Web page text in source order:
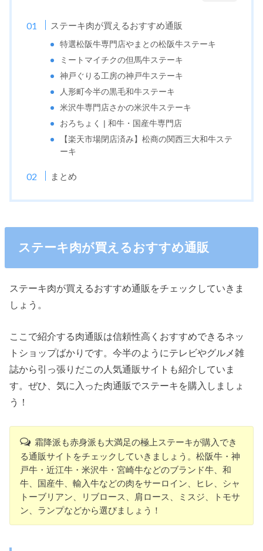
ステーキ肉が買えるおすすめ通販
特選松阪牛専門店やまとの松阪牛ステーキ
ミートマイチクの但馬牛ステーキ
神戸ぐりる工房の神戸牛ステーキ
人形町今半の黒毛和牛ステーキ
米沢牛専門店さかの米沢牛ステーキ
おろちょく | 和牛・国産牛専門店
【楽天市場閉店済み】松商の関西三大和牛ステ
ーキ
まとめ
ステーキ肉が買えるおすすめ通販
ステーキ肉が買えるおすすめ通販をチェックしていきま
しょう。
ここで紹介する肉通販は信頼性高くおすすめできるネッ
トショップばかりです。今半のようにテレビやグルメ雑
誌から引っ張りだこの人気通販サイトも紹介していま
す。ぜひ、気に入った肉通販でステーキを購入しましょ
う！
霜降派も赤身派も大満足の極上ステーキが購入でき
る通販サイトをチェックしていきましょう。松阪牛・神
戸牛・近江牛・米沢牛・宮崎牛などのブランド牛、和
牛、国産牛、輸入牛などの肉をサーロイン、ヒレ、シャ
トーブリアン、リブロース、肩ロース、ミスジ、トモサ
ン、ランプなどから選びましょう！